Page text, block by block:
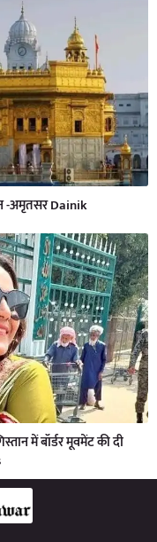
-अमृतसर Dainik
में बॉर्डर मूवमेंट की दी